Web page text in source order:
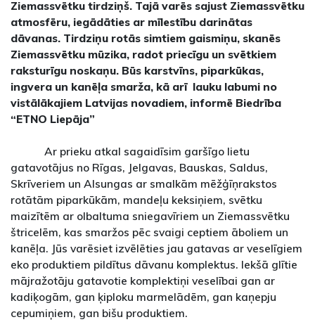
Ziemassvētku tirdziņš. Tajā varēs sajust Ziemassvētku
atmosfēru, iegādāties ar mīlestību darinātas
dāvanas. Tirdziņu rotās simtiem gaismiņu, skanēs
Ziemassvētku mūzika, radot priecīgu un svētkiem
raksturīgu noskaņu. Būs karstvīns, piparkūkas,
ingvera un kanēļa smarža, kā arī lauku labumi no
vistālākajiem Latvijas novadiem, informē Biedrība
“ETNO Liepāja”
Ar prieku atkal sagaidīsim garšīgo lietu
gatavotājus no Rīgas, Jelgavas, Bauskas, Saldus,
Skrīveriem un Alsungas ar smalkām mēžģīņrakstos
rotātām piparkūkām, mandeļu keksiņiem, svētku
maizītēm ar olbaltuma sniegavīriem un Ziemassvētku
štricelēm, kas smaržos pēc svaigi ceptiem āboliem un
kanēļa. Jūs varēsiet izvēlēties jau gatavas ar veselīgiem
eko produktiem pildītus dāvanu komplektus. Iekšā glītie
mājražotāju gatavotie komplektiņi veselībai gan ar
kadiķogām, gan ķiploku marmelādēm, gan kaņepju
cepumiņiem, gan bišu produktiem.